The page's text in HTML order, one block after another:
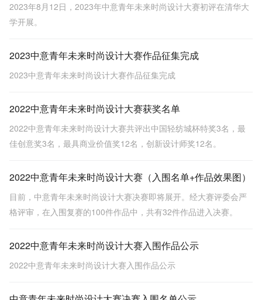
2023年8月12日，2023年中意青年未来时尚设计大赛初评在清华大
学开展。
2023中意青年未来时尚设计大赛作品征集完成
2023中意青年未来时尚设计大赛作品征集完成
2022中意青年未来时尚设计大赛获奖名单
2022中意青年未来时尚设计大赛共评出中国轻纺城杯特奖3名，最
佳创意奖3名，最具商业价值奖12名，创新设计师奖12名。
2022中意青年未来时尚设计大赛（入围名单+作品效果图）
目前，中意青年未来时尚设计大赛决赛即将展开。经大赛评委会严
格评审，在入围复赛的100件作品中，共有32件作品进入决赛。
2022中意青年未来时尚设计大赛入围作品公示
2022中意青年未来时尚设计大赛入围作品公示